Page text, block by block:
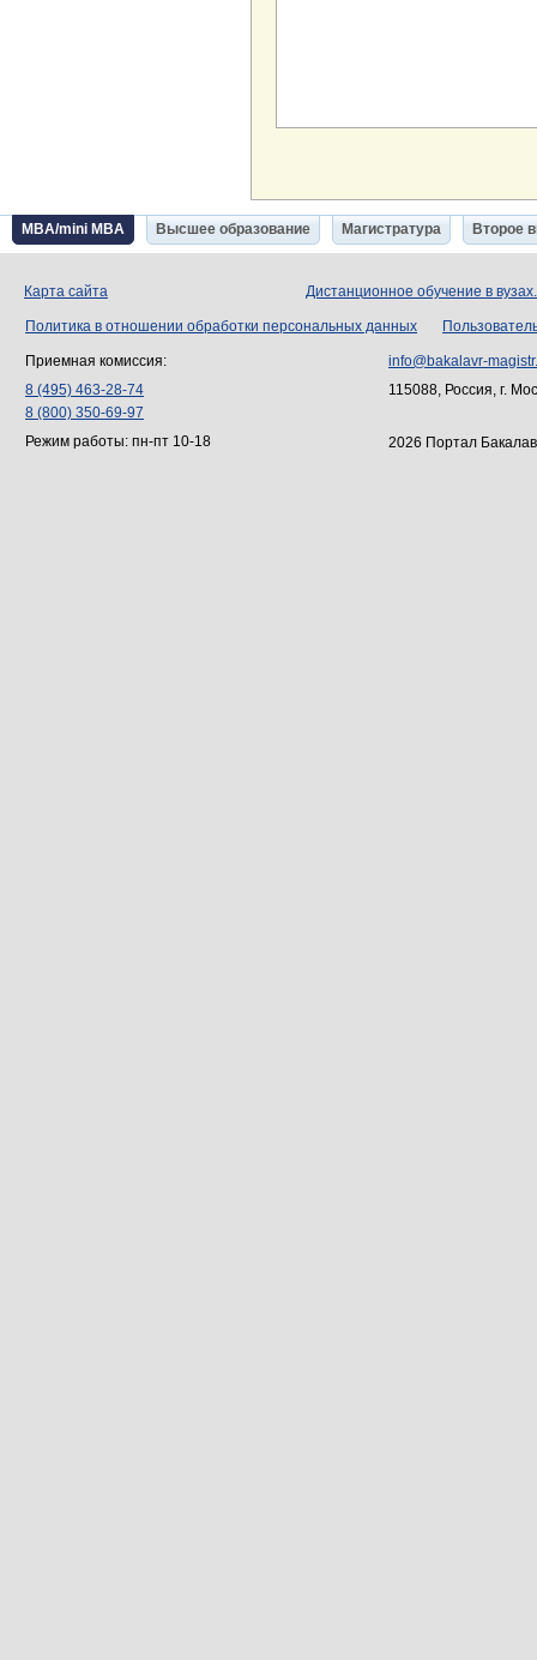
MBA/mini MBA Высшее образование Магистратура Второе
Карта сайта Дистанционное обучение в
Политика в отношении обработки персональных данных
Приемная комиссия:
8 (495) 463-28-74
8 (800) 350-69-97
Режим работы: пн-пт 10-18
info@bakalavr-
115088, Россия, г.
2026 Портал